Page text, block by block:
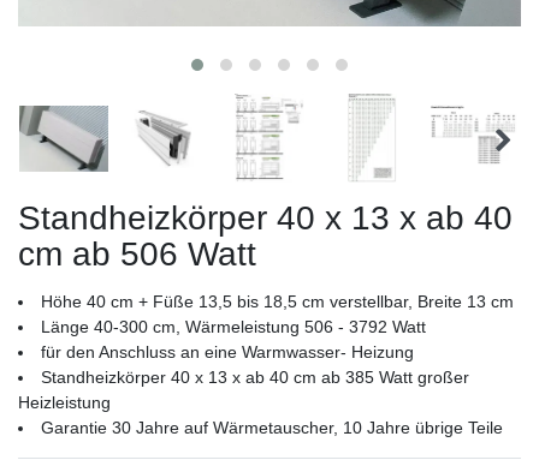
Standheizkörper 40 x 13 x ab 40
cm ab 506 Watt
Höhe 40 cm + Füße 13,5 bis 18,5 cm verstellbar, Breite 13 cm
Länge 40-300 cm, Wärmeleistung 506 - 3792 Watt
für den Anschluss an eine Warmwasser- Heizung
Standheizkörper 40 x 13 x ab 40 cm ab 385 Watt großer
Heizleistung
Garantie 30 Jahre auf Wärmetauscher, 10 Jahre übrige Teile